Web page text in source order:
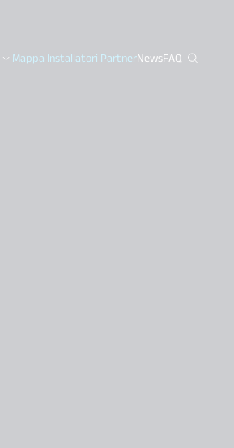
Mappa Installatori PartnerNewsFAQ